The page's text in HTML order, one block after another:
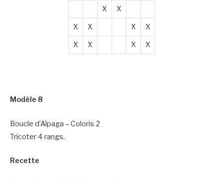
X X
X X X X
X X X X
Modèle 8
Boucle d’Alpaga – Coloris 2
Tricoter 4 rangs.
Recette